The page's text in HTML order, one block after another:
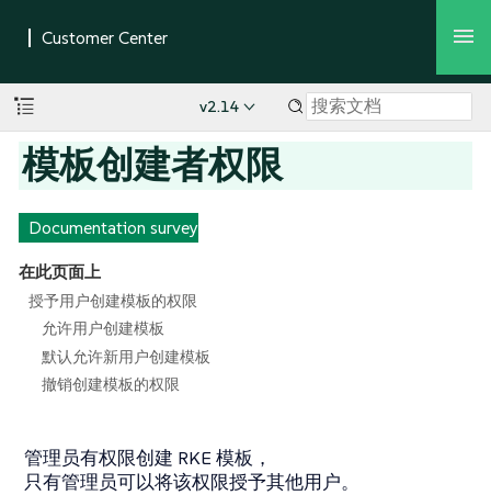
v2.14
模板创建者权限
Documentation survey
在此页面上
授予用户创建模板的权限
允许用户创建模板
默认允许新用户创建模板
撤销创建模板的权限
管理员有权限创建 RKE 模板，
只有管理员可以将该权限授予其他用户。